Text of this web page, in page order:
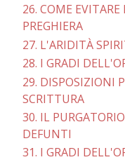
26. COME
PREGHIERA
27. L'ARIDITÀ
28. I GRADI
29. DISPOSIZIONI
SCRITTURA
30. IL
DEFUNTI
31. I GRADI